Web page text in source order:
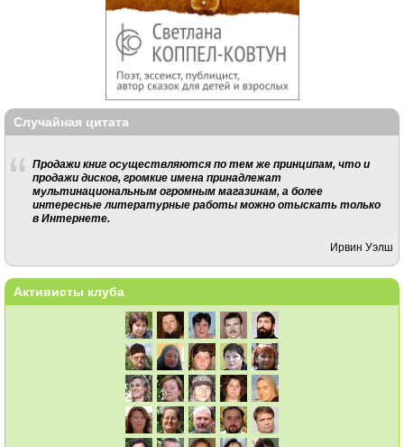
Случайная цитата
Продажи книг осуществляются по тем же принципам, что и
продажи дисков, громкие имена принадлежат
мультинациональным огромным магазинам, а более
интересные литературные работы можно отыскать только
в Интернете.
Ирвин Уэлш
Активисты клуба